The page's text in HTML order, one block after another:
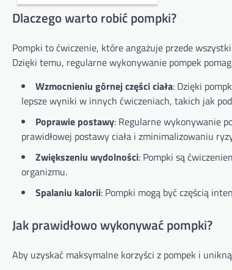
Dlaczego warto robić pompki?
Pompki to ćwiczenie, które angażuje przede
Dzięki temu, regularne wykonywanie pompek
Wzmocnieniu górnej części ciała: Dzięki
lepsze wyniki w innych ćwiczeniach, takich jak
Poprawie postawy: Regularne wykonywanie
prawidłowej postawy ciała i zminimalizowaniu
Zwiększeniu wydolności: Pompki są
organizmu.
Spalaniu kalorii: Pompki mogą być częścią
Jak prawidłowo wykonywać pompki?
Aby uzyskać maksymalne korzyści z pompek i